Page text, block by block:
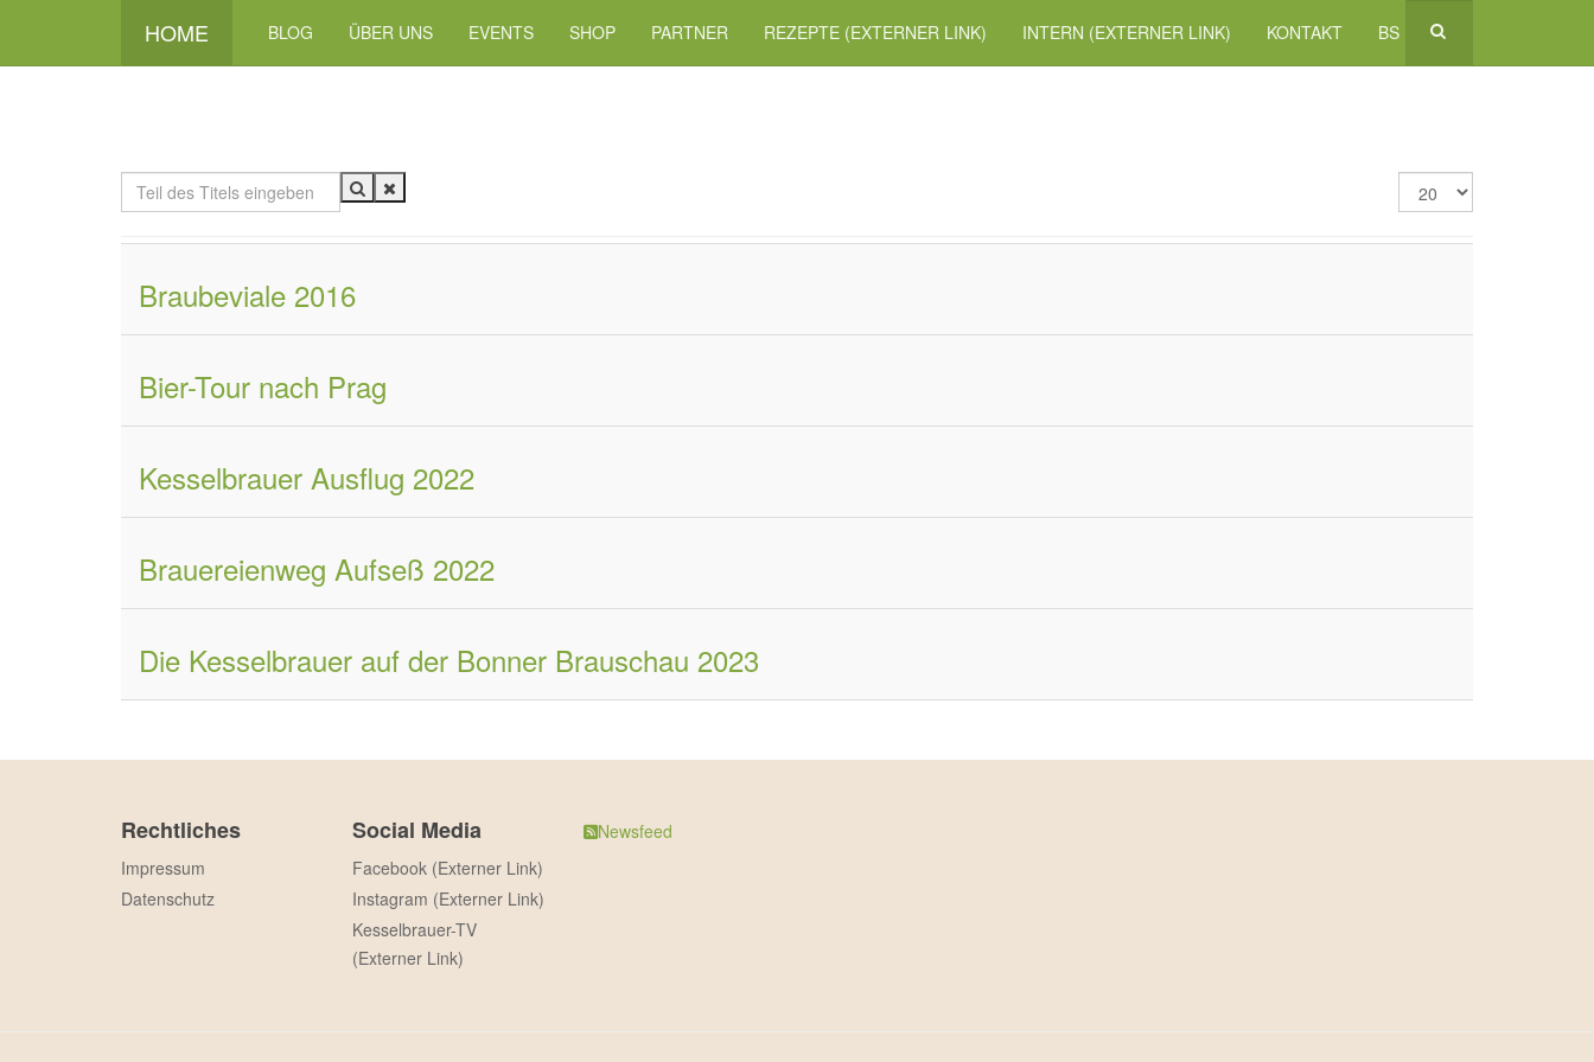
HOME BLOG ÜBER UNS EVENTS SHOP PARTNER REZEPTE (EXTERNER LINK) INTERN (EXTERNER LINK) KONTAKT BS
Teil
des
Anzeige
#
Braubeviale 2016
Bier-Tour nach Prag
Kesselbrauer Ausflug 2022
Brauereienweg Aufseß 2022
Die Kesselbrauer auf der Bonner Brauschau 2023
Rechtliches
Impressum
Datenschutz
Social Media
Facebook (Externer Link)
Instagram (Externer Link)
Kesselbrauer-TV
(Externer Link)
Newsfeed